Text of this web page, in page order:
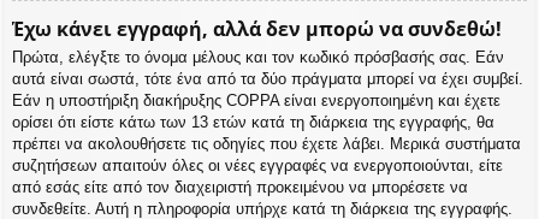
Έχω κάνει εγγραφή, αλλά δεν μπορώ να συνδεθώ!
Πρώτα, ελέγξτε το όνομα μέλους και τον κωδικό πρόσβασής σας. Εάν
αυτά είναι σωστά, τότε ένα από τα δύο πράγματα μπορεί να έχει συμβεί.
Εάν η υποστήριξη διακήρυξης COPPA είναι ενεργοποιημένη και έχετε
ορίσει ότι είστε κάτω των 13 ετών κατά τη διάρκεια της εγγραφής, θα
πρέπει να ακολουθήσετε τις οδηγίες που έχετε λάβει. Μερικά συστήματα
συζητήσεων απαιτούν όλες οι νέες εγγραφές να ενεργοποιούνται, είτε
από εσάς είτε από τον διαχειριστή προκειμένου να μπορέσετε να
συνδεθείτε. Αυτή η πληροφορία υπήρχε κατά τη διάρκεια της εγγραφής.